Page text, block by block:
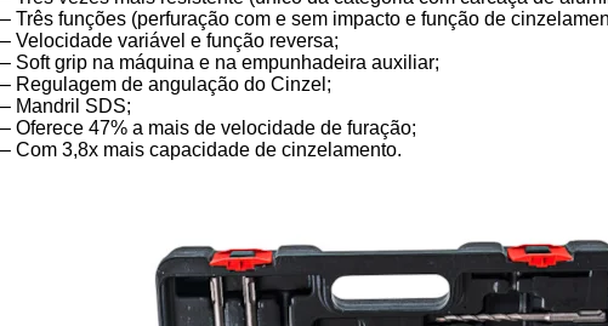
– Três funções (perfuração com e sem impacto e função de
– Velocidade variável e função reversa;
– Soft grip na máquina e na empunhadeira auxiliar;
– Regulagem de angulação do Cinzel;
– Mandril SDS;
– Oferece 47% a mais de velocidade de furação;
– Com 3,8x mais capacidade de cinzelamento.